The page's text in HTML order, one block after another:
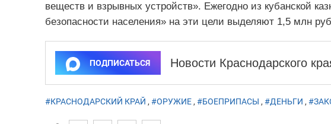
веществ и взрывных устройств». Ежегодно из кубанской
безопасности населения» на эти цели выделяют 1,5 млн
ПОДПИСАТЬСЯ Новости Краснодарского
#КРАСНОДАРСКИЙ КРАЙ , #ОРУЖИЕ, #БОЕПРИПАСЫ , #ДЕНЬГИ ,